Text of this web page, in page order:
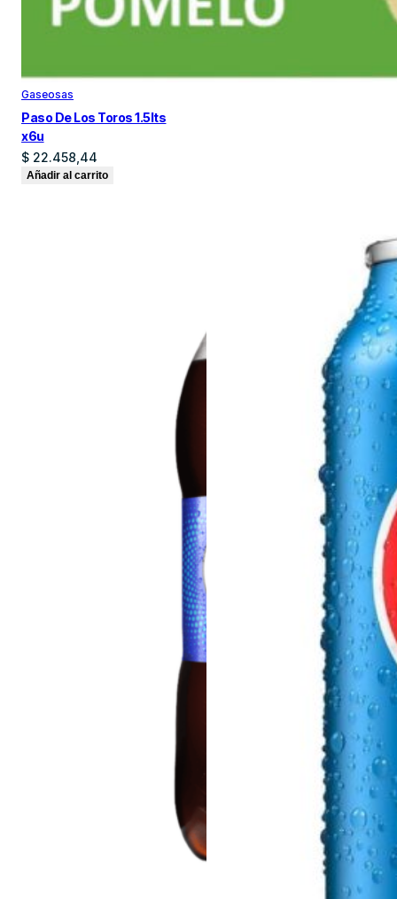
Gaseosas
Paso De Los Toros 1.5lts
x6u
$ 22.458,44
Añadir al carrito